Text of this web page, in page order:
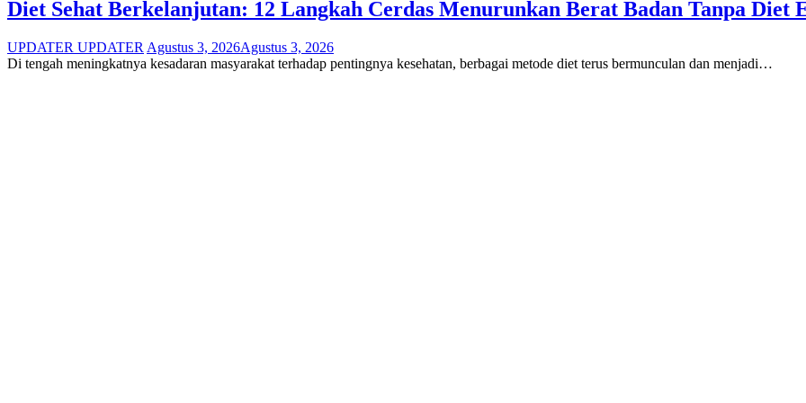
Diet Sehat Berkelanjutan: 12 Langkah Cerdas Menurunkan Berat Badan Tanpa Diet
UPDATER UPDATER Agustus 3, 2026Agustus 3, 2026
Di tengah meningkatnya kesadaran masyarakat terhadap pentingnya kesehatan, berbagai metode diet terus bermunculan dan menjadi…